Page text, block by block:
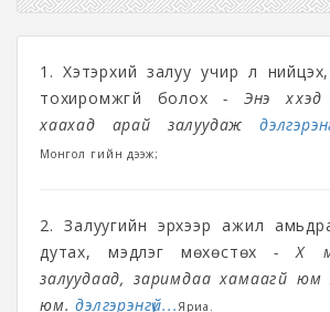
1. Хэтэрхий залуу учир үл
тохиромжгүй болох - Энэ
хаахад арай залуудаж
Монгол үгийн дээж;
2. Залуугийн эрхээр ажил
дутах, мэдлэг мөхөстөх - Хүү
залуудаад, заримдаа хамаагүй юм
юм.дэлгэрэнгүй...Яриа.